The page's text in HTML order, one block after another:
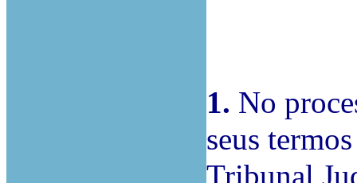
1. No
seus
Tribunal